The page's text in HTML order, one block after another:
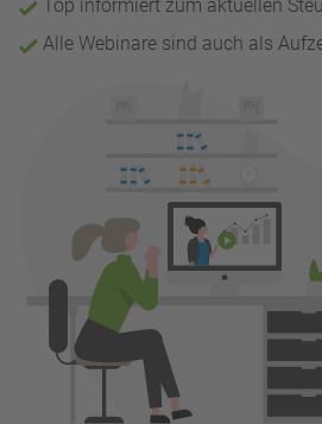
Top informiert zum aktuellen
Alle Webinare sind auch als